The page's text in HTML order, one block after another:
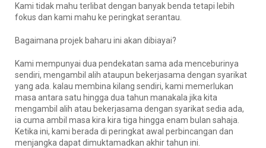
Kami tidak mahu terlibat dengan banyak benda tetapi lebih
fokus dan kami mahu ke peringkat serantau.
Bagaimana projek baharu ini akan dibiayai?
Kami mempunyai dua pendekatan sama ada menceburinya
sendiri, mengambil alih ataupun bekerjasama dengan syarikat
yang ada. kalau membina kilang sendiri, kami memerlukan
masa antara satu hingga dua tahun manakala jika kita
mengambil alih atau bekerjasama dengan syarikat sedia ada,
ia cuma ambil masa kira kira tiga hingga enam bulan sahaja.
Ketika ini, kami berada di peringkat awal perbincangan dan
menjangka dapat dimuktamadkan akhir tahun ini.